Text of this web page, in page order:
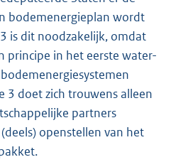
bodemenergieplan wordt
is dit noodzakelijk, omdat
principe in het eerste water-
3 doet zich trouwens alleen
partners
openstellen van het